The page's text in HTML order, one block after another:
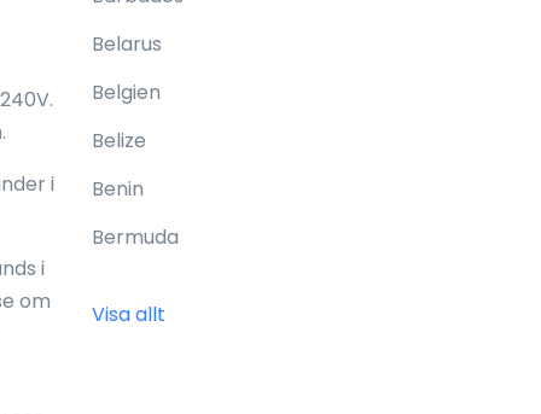
i
i
om
Belarus
Belgien
Belize
Benin
Bermuda
Visa allt